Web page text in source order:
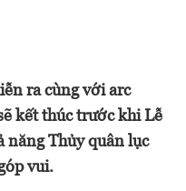
ra cùng với arc
kết thúc trước khi Lễ
năng Thủy quân lục
vui.